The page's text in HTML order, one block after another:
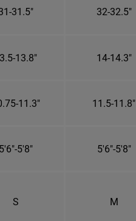
31.5" 32-32.5"
13.8" 14-14.3"
11.3" 11.5-11.8"
5'6"-5'8" 5'6"-5'8"
S M